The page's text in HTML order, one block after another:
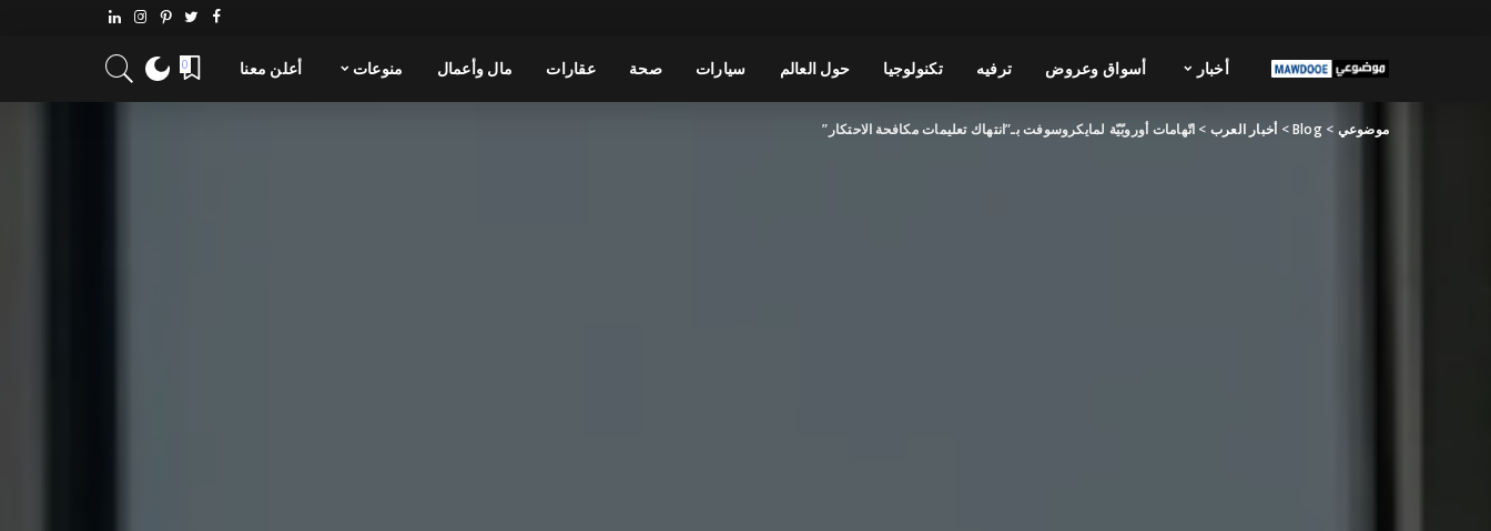
أخبار أسواق وعروض ترفيه تكنولوجيا حول العالم سيارات صحة عقارات مال وأعمال منوعات أعلن معنا 0
موضوعي >
Blog
> أخبار العرب > اتّهامات أوروبّيّة لمايكروسوفت بـ”انتهاك تعليمات مكافحة الاحتكار”